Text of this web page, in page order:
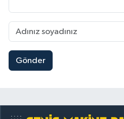
Gönder